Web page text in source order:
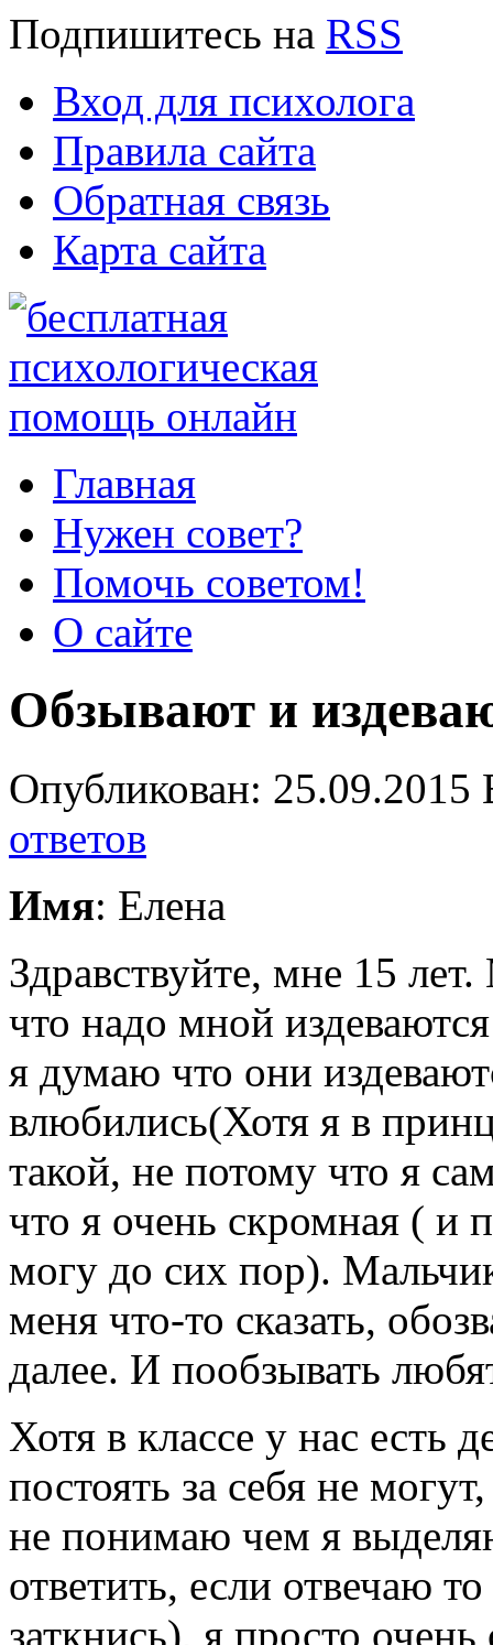
Подпишитесь на RSS
Вход для психолога
Правила сайта
Обратная связь
Карта сайта
Главная
Нужен совет?
Помочь советом!
О сайте
Обзывают и
Опубликован:
ответов
Имя: Елена
Здравствуйте, мне 15
что надо мной
я думаю что они
влюбились(Хотя я в
такой, не потому что я
что я очень скромная ( и
могу до сих пор).
меня что-то сказать,
далее. И пообзывать
Хотя в классе у нас есть
постоять за себя не
не понимаю чем я
ответить, если отвечаю
заткнись), я просто